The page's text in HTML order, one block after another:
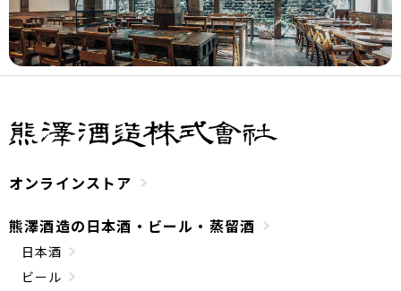
オンラインストア
熊澤酒造の日本酒・ビール・蒸留酒
日本酒
ビール